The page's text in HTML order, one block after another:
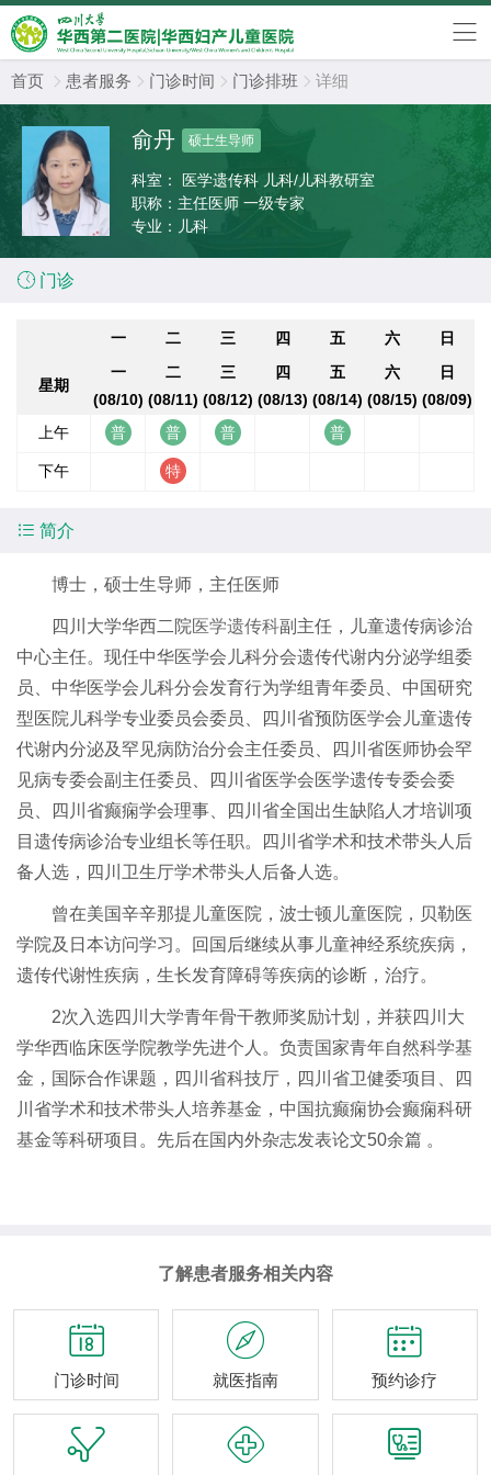
首页  患者服务  门诊时间  门诊排班  详细
俞丹 硕士生导师
科室：
医学遗传科 儿科/儿科教研室
职称： 主任医师 一级专家
专业： 儿科
 门诊
一 二 三 四 五 六 日
星期
一
(08/10)
二
(08/11)
三
(08/12)
四
(08/13)
五
(08/14)
六
(08/15)
日
(08/09)
上午
下午
 简介
博士，硕士生导师，主任医师
四川大学华西二院医学遗传科副主任，儿童遗传病诊治
中心主任。现任中华医学会儿科分会遗传代谢内分泌学组委
员、中华医学会儿科分会发育行为学组青年委员、中国研究
型医院儿科学专业委员会委员、四川省预防医学会儿童遗传
代谢内分泌及罕见病防治分会主任委员、四川省医师协会罕
见病专委会副主任委员、四川省医学会医学遗传专委会委
员、四川省癫痫学会理事、四川省全国出生缺陷人才培训项
目遗传病诊治专业组长等任职。四川省学术和技术带头人后
备人选，四川卫生厅学术带头人后备人选。
曾在美国辛辛那提儿童医院，波士顿儿童医院，贝勒医
学院及日本访问学习。回国后继续从事儿童神经系统疾病，
遗传代谢性疾病，生长发育障碍等疾病的诊断，治疗。
2次入选四川大学青年骨干教师奖励计划，并获四川大
学华西临床医学院教学先进个人。负责国家青年自然科学基
金，国际合作课题，四川省科技厅，四川省卫健委项目、四
川省学术和技术带头人培养基金，中国抗癫痫协会癫痫科研
基金等科研项目。先后在国内外杂志发表论文50余篇 。
了解患者服务相关内容

门诊时间

就医指南

预约诊疗
  